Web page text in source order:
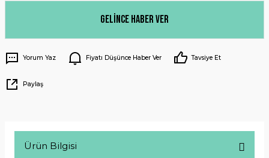
Gelince Haber Ver
Yorum Yaz Fiyatı Düşünce Haber Ver Tavsiye Et
Paylaş
Ürün Bilgisi